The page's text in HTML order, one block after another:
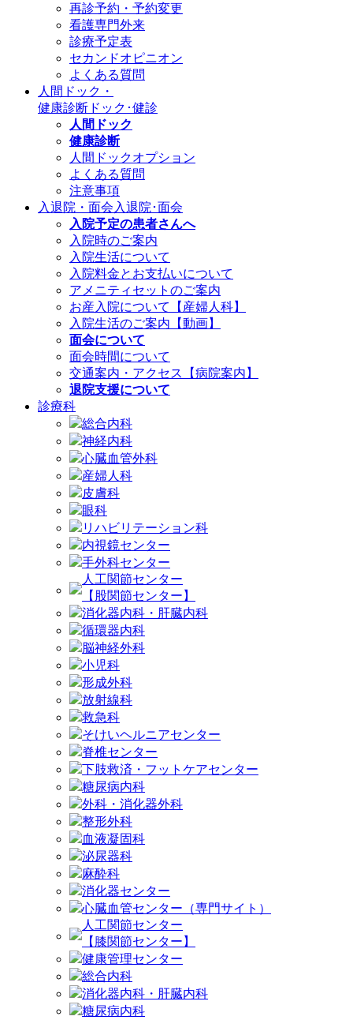
再診予約・予約変更
看護専門外来
診療予定表
セカンドオピニオン
よくある質問
人間ドック・
健康診断 ドック･健診
人間ドック
健康診断
人間ドックオプション
よくある質問
注意事項
入退院・面会 入退院･面会
入院予定の患者さんへ
入院時のご案内
入院生活について
入院料金とお支払いについて
アメニティセットのご案内
お産入院について【産婦人科】
入院生活のご案内【動画】
面会について
面会時間について
交通案内・アクセス【病院案内】
退院支援について
診療科
総合内科
神経内科
心臓血管外科
産婦人科
皮膚科
眼科
リハビリテーション科
内視鏡センター
手外科センター
人工関節センター
【股関節センター】
消化器内科・肝臓内科
循環器内科
脳神経外科
小児科
形成外科
放射線科
救急科
そけいヘルニアセンター
脊椎センター
下肢救済・フットケアセンター
糖尿病内科
外科・消化器外科
整形外科
血液凝固科
泌尿器科
麻酔科
消化器センター
心臓血管センター（専門サイト）
人工関節センター
【膝関節センター】
健康管理センター
総合内科
消化器内科・肝臓内科
糖尿病内科